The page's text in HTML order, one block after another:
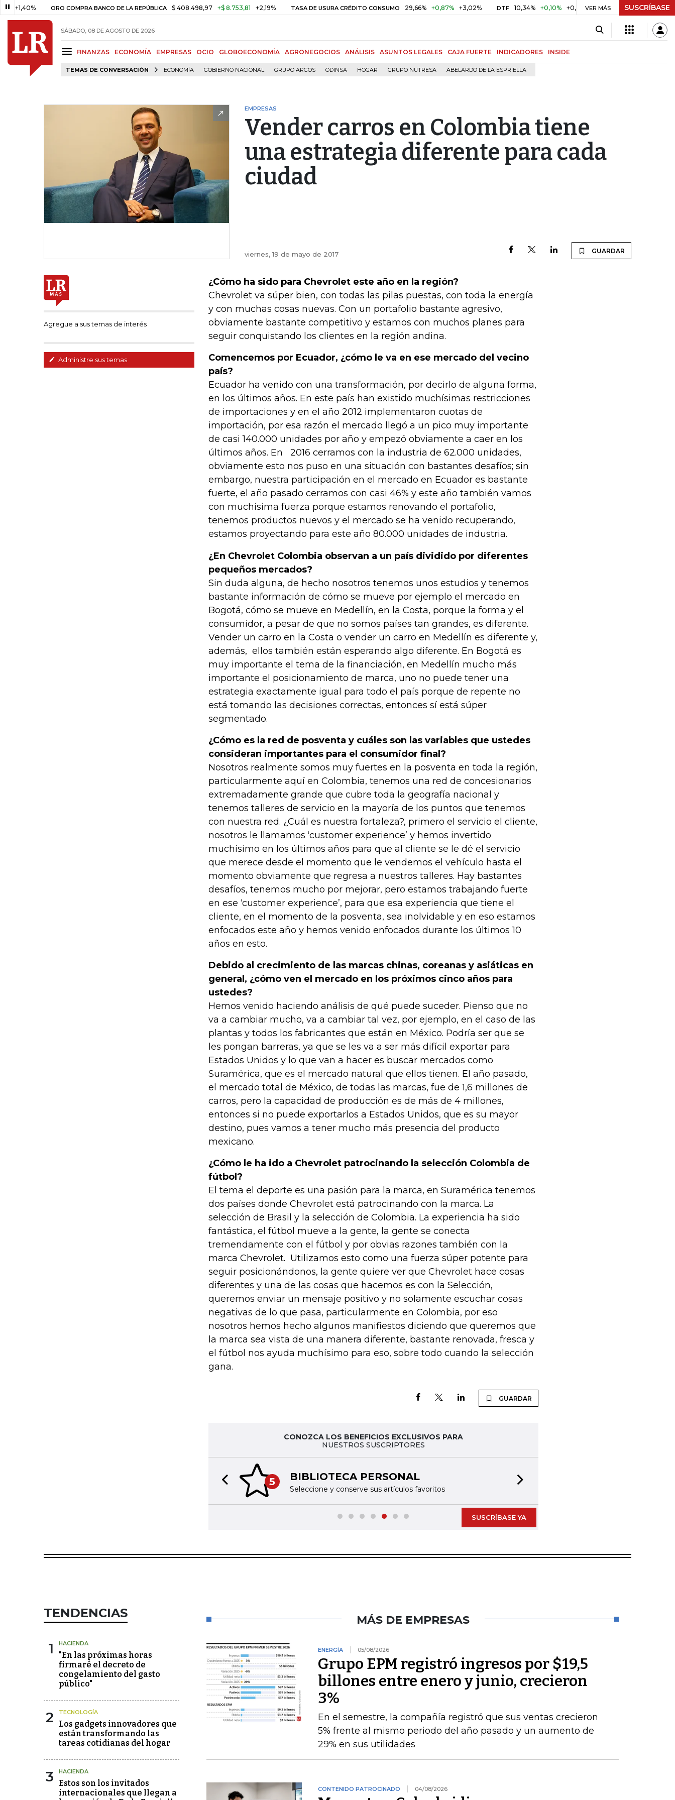
ORO COMPRA BANCO DE LA REPÚBLICA $ 408.498,97 +$ 8.753,81 +2,19% TASA DE USURA CRÉDITO CONSUMO 29,66% +0,87% +3,02% DTF 10,34% +0,10% +0,98% UVR $ 416,96 +$ 0,05 +0,01%
VER MÁS SUSCRÍBASE
SÁBADO, 08 DE AGOSTO DE 2026
FINANZAS ECONOMÍA EMPRESAS OCIO GLOBOECONOMÍA AGRONEGOCIOS ANÁLISIS ASUNTOS LEGALES CAJA FUERTE INDICADORES INSIDE
TEMAS DE CONVERSACIÓN ECONOMÍA GOBIERNO NACIONAL GRUPO ARGOS ODINSA HOGAR GRUPO NUTRESA ABELARDO DE LA ESPRIELLA
EMPRESAS
Vender carros en Colombia tiene
una estrategia diferente para cada
ciudad
viernes, 19 de mayo de 2017 GUARDAR
Agregue a sus temas de interés
Administre sus temas
¿Cómo ha sido para Chevrolet este año en la región?
Chevrolet va súper bien, con todas las pilas puestas, con toda la energía
y con muchas cosas nuevas. Con un portafolio bastante agresivo,
obviamente bastante competitivo y estamos con muchos planes para
seguir conquistando los clientes en la región andina.
Comencemos por Ecuador, ¿cómo le va en ese mercado del vecino
país?
Ecuador ha venido con una transformación, por decirlo de alguna forma,
en los últimos años. En este país han existido muchísimas restricciones
de importaciones y en el año 2012 implementaron cuotas de
importación, por esa razón el mercado llegó a un pico muy importante
de casi 140.000 unidades por año y empezó obviamente a caer en los
últimos años. En 2016 cerramos con la industria de 62.000 unidades,
obviamente esto nos puso en una situación con bastantes desafíos; sin
embargo, nuestra participación en el mercado en Ecuador es bastante
fuerte, el año pasado cerramos con casi 46% y este año también vamos
con muchísima fuerza porque estamos renovando el portafolio,
tenemos productos nuevos y el mercado se ha venido recuperando,
estamos proyectando para este año 80.000 unidades de industria.
¿En Chevrolet Colombia observan a un país dividido por diferentes
pequeños mercados?
Sin duda alguna, de hecho nosotros tenemos unos estudios y tenemos
bastante información de cómo se mueve por ejemplo el mercado en
Bogotá, cómo se mueve en Medellín, en la Costa, porque la forma y el
consumidor, a pesar de que no somos países tan grandes, es diferente.
Vender un carro en la Costa o vender un carro en Medellín es diferente y,
además, ellos también están esperando algo diferente. En Bogotá es
muy importante el tema de la financiación, en Medellín mucho más
importante el posicionamiento de marca, uno no puede tener una
estrategia exactamente igual para todo el país porque de repente no
está tomando las decisiones correctas, entonces sí está súper
segmentado.
¿Cómo es la red de posventa y cuáles son las variables que ustedes
consideran importantes para el consumidor final?
Nosotros realmente somos muy fuertes en la posventa en toda la región,
particularmente aquí en Colombia, tenemos una red de concesionarios
extremadamente grande que cubre toda la geografía nacional y
tenemos talleres de servicio en la mayoría de los puntos que tenemos
con nuestra red. ¿Cuál es nuestra fortaleza?, primero el servicio el cliente,
nosotros le llamamos ‘customer experience’ y hemos invertido
muchísimo en los últimos años para que al cliente se le dé el servicio
que merece desde el momento que le vendemos el vehículo hasta el
momento obviamente que regresa a nuestros talleres. Hay bastantes
desafíos, tenemos mucho por mejorar, pero estamos trabajando fuerte
en ese ‘customer experience’, para que esa experiencia que tiene el
cliente, en el momento de la posventa, sea inolvidable y en eso estamos
enfocados este año y hemos venido enfocados durante los últimos 10
años en esto.
Debido al crecimiento de las marcas chinas, coreanas y asiáticas en
general, ¿cómo ven el mercado en los próximos cinco años para
ustedes?
Hemos venido haciendo análisis de qué puede suceder. Pienso que no
va a cambiar mucho, va a cambiar tal vez, por ejemplo, en el caso de las
plantas y todos los fabricantes que están en México. Podría ser que se
les pongan barreras, ya que se les va a ser más difícil exportar para
Estados Unidos y lo que van a hacer es buscar mercados como
Suramérica, que es el mercado natural que ellos tienen. El año pasado,
el mercado total de México, de todas las marcas, fue de 1,6 millones de
carros, pero la capacidad de producción es de más de 4 millones,
entonces si no puede exportarlos a Estados Unidos, que es su mayor
destino, pues vamos a tener mucho más presencia del producto
mexicano.
¿Cómo le ha ido a Chevrolet patrocinando la selección Colombia de
fútbol?
El tema el deporte es una pasión para la marca, en Suramérica tenemos
dos países donde Chevrolet está patrocinando con la marca. La
selección de Brasil y la selección de Colombia. La experiencia ha sido
fantástica, el fútbol mueve a la gente, la gente se conecta
tremendamente con el fútbol y por obvias razones también con la
marca Chevrolet. Utilizamos esto como una fuerza súper potente para
seguir posicionándonos, la gente quiere ver que Chevrolet hace cosas
diferentes y una de las cosas que hacemos es con la Selección,
queremos enviar un mensaje positivo y no solamente escuchar cosas
negativas de lo que pasa, particularmente en Colombia, por eso
nosotros hemos hecho algunos manifiestos diciendo que queremos que
la marca sea vista de una manera diferente, bastante renovada, fresca y
el fútbol nos ayuda muchísimo para eso, sobre todo cuando la selección
gana.
GUARDAR
CONOZCA LOS BENEFICIOS EXCLUSIVOS PARA
NUESTROS SUSCRIPTORES
5 BIBLIOTECA PERSONAL
Seleccione y conserve sus artículos favoritos
Previous slide
SUSCRÍBASE YA
TENDENCIAS
1 HACIENDA
"En las próximas horas
firmaré el decreto de
congelamiento del gasto
público"
2 TECNOLOGÍA
Los gadgets innovadores que
están transformando las
tareas cotidianas del hogar
3 HACIENDA
Estos son los invitados
internacionales que llegan a
MÁS DE EMPRESAS
ENERGÍA 05/08/2026
Grupo EPM registró ingresos por $19,5
billones entre enero y junio, crecieron
3%
En el semestre, la compañía registró que sus ventas crecieron
5% frente al mismo periodo del año pasado y un aumento de
29% en sus utilidades
CONTENIDO PATROCINADO 04/08/2026